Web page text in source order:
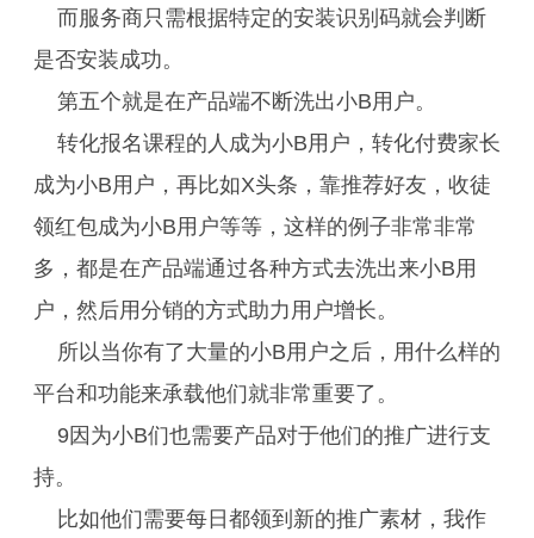
而服务商只需根据特定的安装识别码就会判断
是否安装成功。
第五个就是在产品端不断洗出小B用户。
转化报名课程的人成为小B用户，转化付费家长
成为小B用户，再比如X头条，靠推荐好友，收徒
领红包成为小B用户等等，这样的例子非常非常
多，都是在产品端通过各种方式去洗出来小B用
户，然后用分销的方式助力用户增长。
所以当你有了大量的小B用户之后，用什么样的
平台和功能来承载他们就非常重要了。
9因为小B们也需要产品对于他们的推广进行支
持。
比如他们需要每日都领到新的推广素材，我作